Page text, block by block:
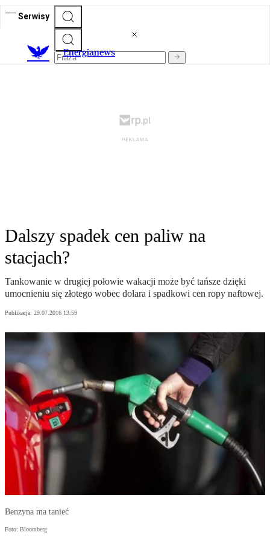
Serwisy
Energianews
Dalszy spadek cen paliw na
stacjach?
Tankowanie w drugiej połowie wakacji może być tańsze dzięki
umocnieniu się złotego wobec dolara i spadkowi cen ropy naftowej.
Publikacja: 29.07.2016 13:59
Benzyna ma tanieć
Foto: Bloomberg